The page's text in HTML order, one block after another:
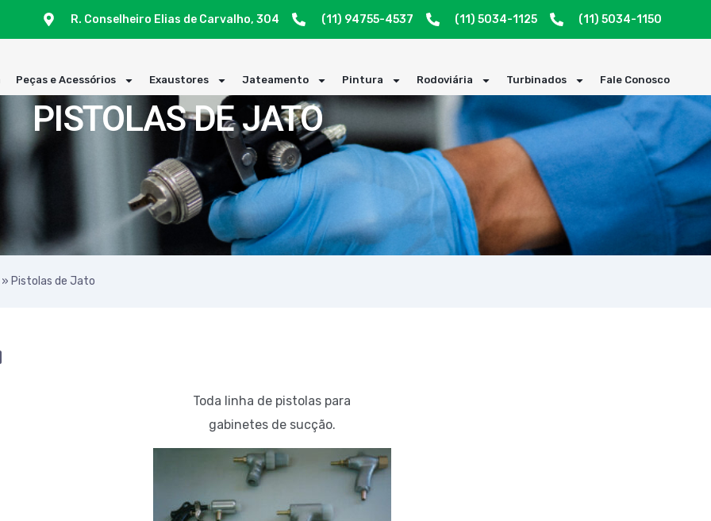
R. Conselheiro Elias de Carvalho, 304 (11) 94755-4537 (11) 5034-1125 (11) 5034-1150
Peças e Acessórios Exaustores Jateamento Pintura Rodoviária Turbinados Fale Conosco
PISTOLAS DE JATO
» Pistolas de Jato
Toda linha de pistolas para
gabinetes de sucção.